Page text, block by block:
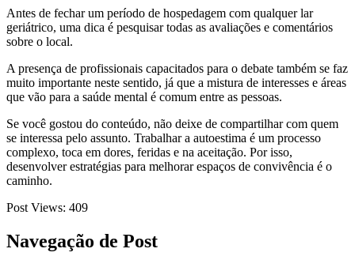
Antes de fechar um período de hospedagem com qualquer lar
geriátrico, uma dica é pesquisar todas as avaliações e comentários
sobre o local.
A presença de profissionais capacitados para o debate também se faz
muito importante neste sentido, já que a mistura de interesses e áreas
que vão para a saúde mental é comum entre as pessoas.
Se você gostou do conteúdo, não deixe de compartilhar com quem
se interessa pelo assunto. Trabalhar a autoestima é um processo
complexo, toca em dores, feridas e na aceitação. Por isso,
desenvolver estratégias para melhorar espaços de convivência é o
caminho.
Post Views: 409
Navegação de Post